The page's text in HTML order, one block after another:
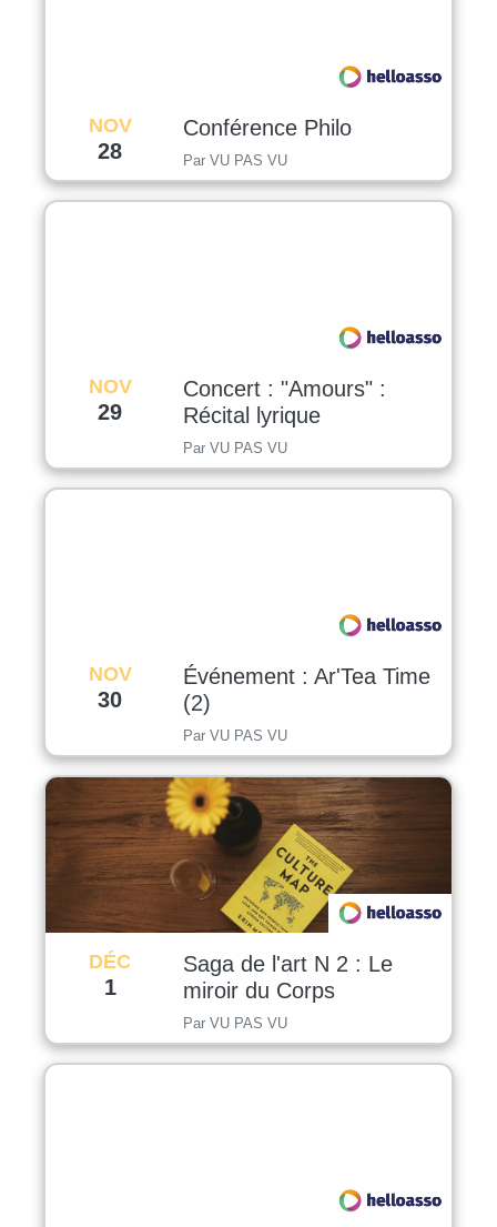
NOV
28
Conférence Philo
Par VU PAS VU
NOV
29
Concert : "Amours" :
Récital lyrique
Par VU PAS VU
NOV
30
Événement : Ar'Tea Time
(2)
Par VU PAS VU
DÉC
1
Saga de l'art N 2 : Le
miroir du Corps
Par VU PAS VU